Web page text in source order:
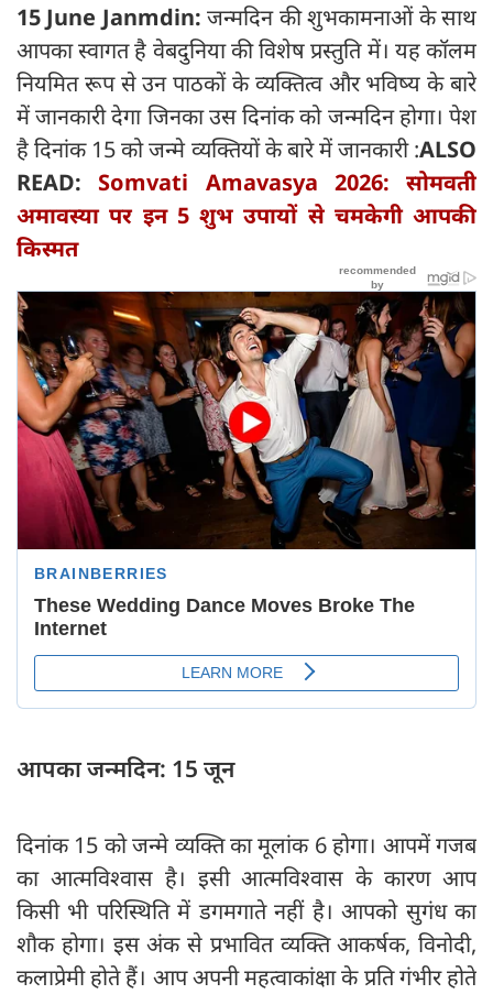
15 June Janmdin:जन्मदिन की शुभकामनाओं के साथ
आपका स्वागत है वेबदुनिया की विशेष प्रस्तुति में। यह कॉलम
नियमित रूप से उन पाठकों के व्यक्तित्व और भविष्य के बारे
में जानकारी देगा जिनका उस दिनांक को जन्मदिन होगा। पेश
है दिनांक 15 को जन्मे व्यक्तियों के बारे में जानकारी :ALSO
READ: Somvati Amavasya 2026: सोमवती
अमावस्या पर इन 5 शुभ उपायों से चमकेगी आपकी
किस्मत
आपका जन्मदिन: 15 जून
दिनांक 15 को जन्मे व्यक्ति का मूलांक 6 होगा। आपमें गजब
का आत्मविश्वास है। इसी आत्मविश्वास के कारण आप
किसी भी परिस्थिति में डगमगाते नहीं है। आपको सुगंध का
शौक होगा। इस अंक से प्रभावित व्यक्ति आकर्षक, विनोदी,
कलाप्रेमी होते हैं। आप अपनी महत्वाकांक्षा के प्रति गंभीर होते